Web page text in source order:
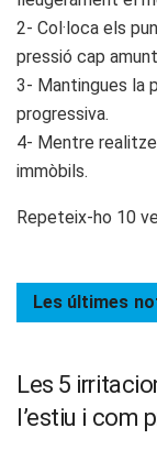
2- Col·loca els
pressió cap
3- Mantingues la
progressiva.
4- Mentre
immòbils.
Repeteix-ho 10
Les últimes
Les 5
l’estiu i com